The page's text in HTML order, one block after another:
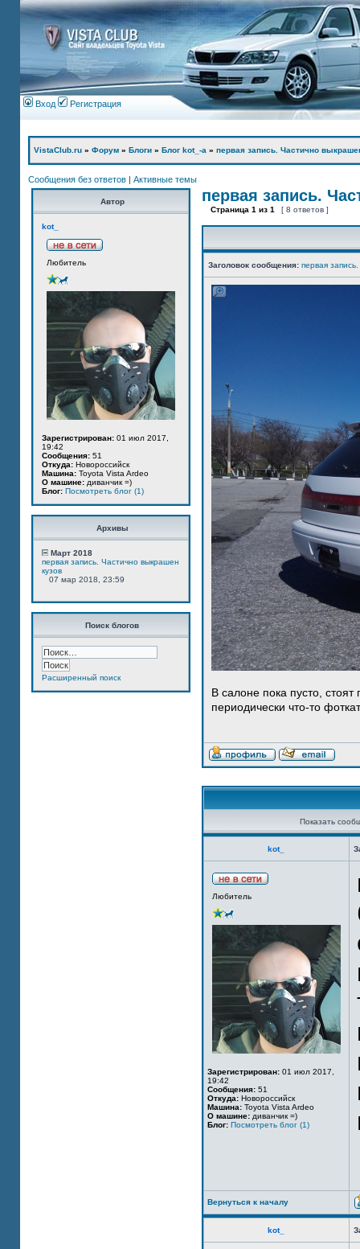
Вход Регистрация
VistaClub.ru » Форум » Блоги » Блог kot_-а » первая запись. Частично
Сообщения без ответов | Активные темы
Автор
kot_
Любитель
Зарегистрирован: 01 июл 2017,
19:42
Сообщения: 51
Откуда: Новороссийск
Машина: Toyota Vista Ardeo
О машине: диванчик =)
Блог: Посмотреть блог (1)
Архивы
Март 2018
первая запись. Частично выкрашен
кузов
07 мар 2018, 23:59
Поиск блогов
Расширенный поиск
первая запись.
Страница 1 из 1 [ 8 ответов ]
Заголовок сообщения: первая
В салоне пока пусто,
периодически что-то
Показать
kot_
Любитель
Зарегистрирован: 01 июл 2017,
19:42
Сообщения: 51
Откуда: Новороссийск
Машина: Toyota Vista Ardeo
О машине: диванчик =)
Блог: Посмотреть блог (1)
Вернуться к началу
kot_